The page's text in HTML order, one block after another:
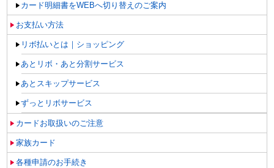
カード明細書をWEBへ切り替えのご案内
お支払い方法
リボ払いとは｜ショッピング
あとリボ・あと分割サービス
あとスキップサービス
ずっとリボサービス
カードお取扱いのご注意
家族カード
各種申請のお手続き